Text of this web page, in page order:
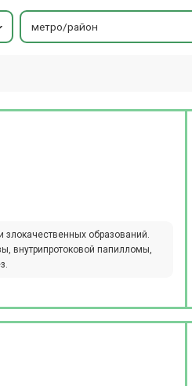
метро/район
злокачественных образований.
внутрипротоковой папилломы,